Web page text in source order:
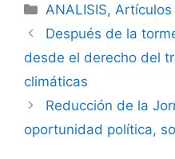
ANALISIS,
Después de la
desde el derecho del
climáticas
Reducción de la
oportunidad política,